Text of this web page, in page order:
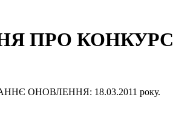
ПРО
ОНОВЛЕННЯ: 18.03.2011 року.